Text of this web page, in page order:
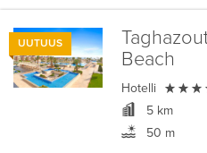
UUTUUS
Beach
Hotelli
5 km
50 m